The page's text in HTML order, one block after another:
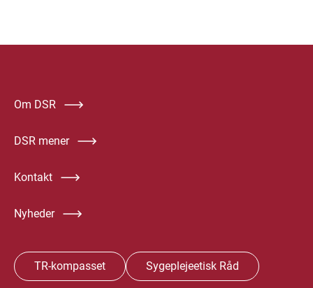
Om DSR
DSR mener
Kontakt
Nyheder
TR-kompasset Sygeplejeetisk Råd